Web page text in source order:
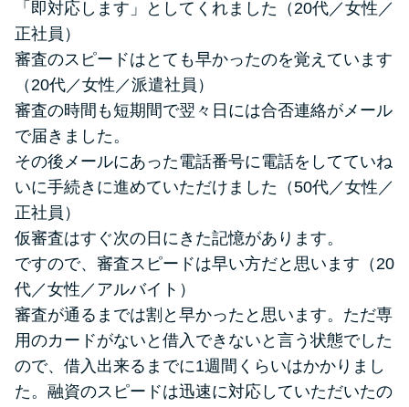
「即対応します」としてくれました（20代／女性／
正社員）
審査のスピードはとても早かったのを覚えています
（20代／女性／派遣社員）
審査の時間も短期間で翌々日には合否連絡がメール
で届きました。
その後メールにあった電話番号に電話をしてていね
いに手続きに進めていただけました（50代／女性／
正社員）
仮審査はすぐ次の日にきた記憶があります。
ですので、審査スピードは早い方だと思います（20
代／女性／アルバイト）
審査が通るまでは割と早かったと思います。ただ専
用のカードがないと借入できないと言う状態でした
ので、借入出来るまでに1週間くらいはかかりまし
た。融資のスピードは迅速に対応していただいたの